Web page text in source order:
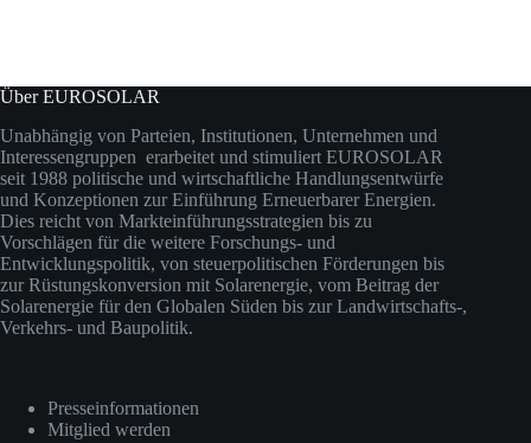
Über EUROSOLAR
Unabhängig von Parteien, Institutionen, Unternehmen und
Interessengruppen erarbeitet und stimuliert EUROSOLAR
seit 1988 politische und wirtschaftliche Handlungsentwürfe
und Konzeptionen zur Einführung Erneuerbarer Energien.
Dies reicht von Markteinführungsstrategien bis zu
Vorschlägen für die weitere Forschungs- und
Entwicklungspolitik, von steuerpolitischen Förderungen bis
zur Rüstungskonversion mit Solarenergie, vom Beitrag der
Solarenergie für den Globalen Süden bis zur Landwirtschafts-,
Verkehrs- und Baupolitik.
Presseinformationen
Mitglied werden